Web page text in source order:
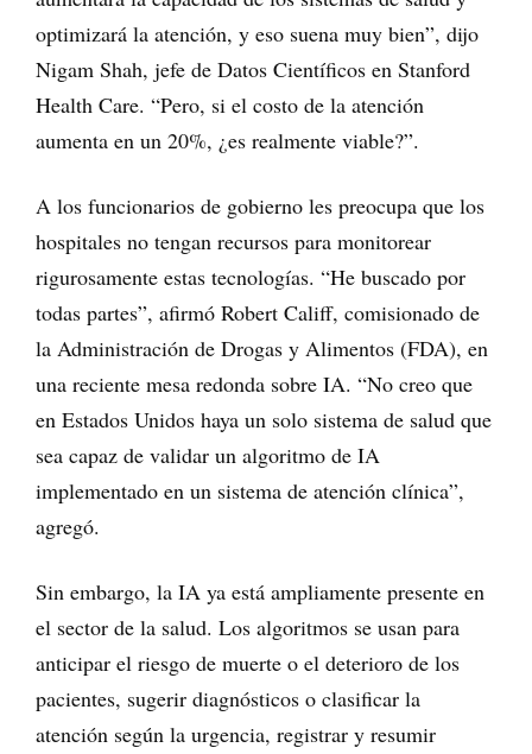
optimizará la atención, y eso suena muy bien”, dijo
Nigam Shah, jefe de Datos Científicos en Stanford
Health Care. “Pero, si el costo de la atención
aumenta en un 20%, ¿es realmente viable?”.
A los funcionarios de gobierno les preocupa que los
hospitales no tengan recursos para monitorear
rigurosamente estas tecnologías. “He buscado por
todas partes”, afirmó Robert Califf, comisionado de
la Administración de Drogas y Alimentos (FDA), en
una reciente mesa redonda sobre IA. “No creo que
en Estados Unidos haya un solo sistema de salud que
sea capaz de validar un algoritmo de IA
implementado en un sistema de atención clínica”,
agregó.
Sin embargo, la IA ya está ampliamente presente en
el sector de la salud. Los algoritmos se usan para
anticipar el riesgo de muerte o el deterioro de los
pacientes, sugerir diagnósticos o clasificar la
atención según la urgencia, registrar y resumir